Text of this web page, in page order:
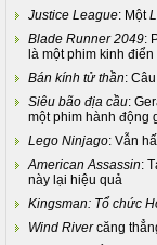
Justice League: Một
Blade Runner 2049:
là một phim kinh
Bán kính tử thần:
Siêu bão địa cầu:
một phim hành động
Lego Ninjago: Vẫn
American Assassin:
này lại hiệu quả
Kingsman: Tổ chức
Wind Rivercăng